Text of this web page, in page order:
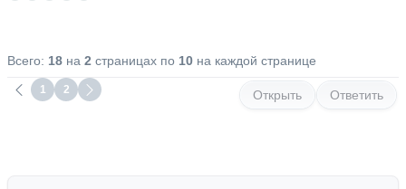
Всего: 18 на 2 страницах по 10 на каждой странице
1 2 Открыть Ответить